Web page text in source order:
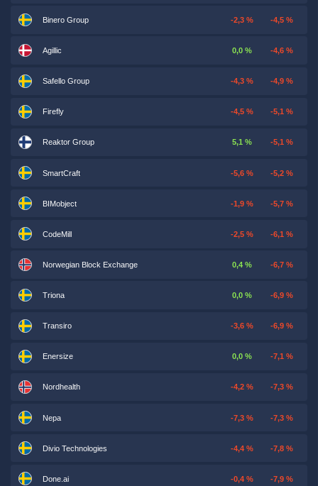
Binero Group -2,3 % -4,5 %
Agillic 0,0 % -4,6 %
Safello Group -4,3 % -4,9 %
Firefly -4,5 % -5,1 %
Reaktor Group 5,1 % -5,1 %
SmartCraft -5,6 % -5,2 %
BIMobject -1,9 % -5,7 %
CodeMill -2,5 % -6,1 %
Norwegian Block Exchange 0,4 % -6,7 %
Triona 0,0 % -6,9 %
Transiro -3,6 % -6,9 %
Enersize 0,0 % -7,1 %
Nordhealth -4,2 % -7,3 %
Nepa -7,3 % -7,3 %
Divio Technologies -4,4 % -7,8 %
Done.ai -0,4 % -7,9 %